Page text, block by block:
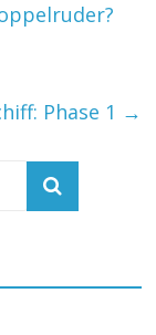
Phase 1 →